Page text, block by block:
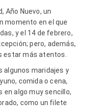
Año Nuevo, un
momento en el que
y el 14 de febrero,
pero, además,
estar más atentos.
algunos maridajes y
comida o cena,
en algo muy sencillo,
como un filete